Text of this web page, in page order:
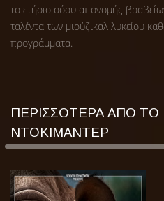
το ετήσιο σόου απονομής
ταλέντα των μιούζικαλ λυκείου
προγράμματα.
ΠΕΡΙΣΣΟΤΕΡΑ ΑΠΟ ΤΟ
ΝΤΟΚΙΜΑΝΤΕΡ